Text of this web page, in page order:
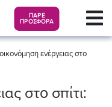
ΠΑΡΕ
ΠΡΟΣΦΟΡΑ
ενέργειας στο
στο σπίτι: